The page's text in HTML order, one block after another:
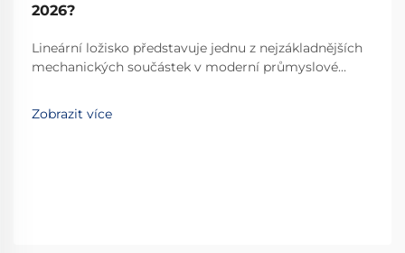
2026?
Lineární ložisko představuje jednu z nejzákladnějších
mechanických součástek v moderní průmyslové
zařízení umožňují hladký, řízený lineární pohyb po
předem určené dráze, čímž se stávají
Zobrazit více